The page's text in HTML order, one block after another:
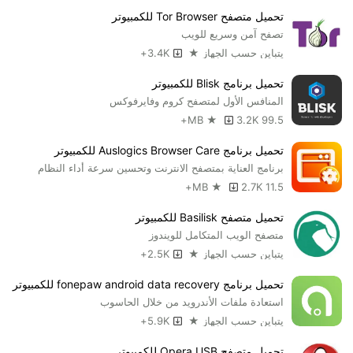
توزيعات لينكس.
النسخة المتطورة من متصفح فايرفوكس
Developer Edition للحاسوب ماك وويندوز -
Edition
هو أقوى متصفح متطور تستطيع استخدامه وتصفح كل المواقع
من خلال مميزاته الكثيرة، واعداداته قليلة، وتحميله لا يحتاج منك أي
مثل جميع المتصفحات حتى ليس مثل متصفح“firefox”
العادي.
يستطيع استخدامه من يحبون المتصفحات المتطورة، من حيث صغر
حجمه، وسعته العالية في التحميل، وحتي أشكال الثيمات مختلفة عن أي
متصفح آخر، ويسعد موقع
دايركت أب ، أن يقدم لكم شرحا كاملاً لمُتصفحاً
متطوراً عن كل المتصفحات الأُخرى، المعروفة عالمياً لما يتميز به من
مُواصفات وخواص، فتابعو معنا هذا المقال من خلال قسم
أهم المميزات الجديدة للمتصفح المتطور Firefox Developer
Edition للماك :
تحميل متصفح Tor Browser للكمبيوتر
تصفح آمن وسريع للويب
يتباين حسب الجهاز ★
3.4K+
تحميل برنامج Blisk للكمبيوتر
المنافس الأول لمتصفح كروم وفايرفوكس
99.5 MB ★
3.2K+
تحميل برنامج Auslogics Browser Care للكمبيوتر
برنامج العناية بمتصفح الانترنت وتحسين سرعة أداء النظام
11.5 MB ★
2.7K+
تحميل متصفح Basilisk للكمبيوتر
متصفح الويب المتكامل للويندوز
يتباين حسب الجهاز ★
2.5K+
تحميل برنامج fonepaw android data recovery للكمبيوتر
استعادة ملفات الأندرويد من خلال الحاسوب
يتباين حسب الجهاز ★
5.9K+